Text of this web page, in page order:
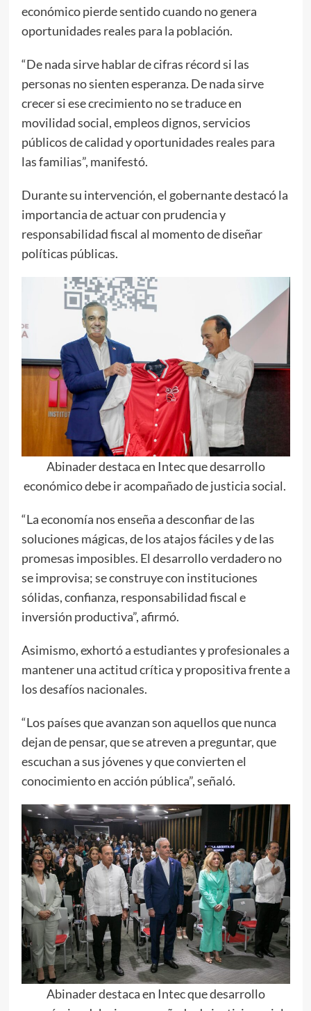
económico pierde sentido cuando no genera
oportunidades reales para la población.
“De nada sirve hablar de cifras récord si las
personas no sienten esperanza. De nada sirve
crecer si ese crecimiento no se traduce en
movilidad social, empleos dignos, servicios
públicos de calidad y oportunidades reales para
las familias”, manifestó.
Durante su intervención, el gobernante destacó la
importancia de actuar con prudencia y
responsabilidad fiscal al momento de diseñar
políticas públicas.
Abinader destaca en Intec que desarrollo
económico debe ir acompañado de justicia social.
“La economía nos enseña a desconfiar de las
soluciones mágicas, de los atajos fáciles y de las
promesas imposibles. El desarrollo verdadero no
se improvisa; se construye con instituciones
sólidas, confianza, responsabilidad fiscal e
inversión productiva”, afirmó.
Asimismo, exhortó a estudiantes y profesionales a
mantener una actitud crítica y propositiva frente a
los desafíos nacionales.
“Los países que avanzan son aquellos que nunca
dejan de pensar, que se atreven a preguntar, que
escuchan a sus jóvenes y que convierten el
conocimiento en acción pública”, señaló.
Abinader destaca en Intec que desarrollo